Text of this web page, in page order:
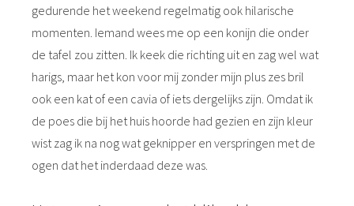
gedurende het weekend regelmatig ook hilarische
momenten. Iemand wees me op een konijn die onder
de tafel zou zitten. Ik keek die richting uit en zag wel wat
harigs, maar het kon voor mij zonder mijn plus zes bril
ook een kat of een cavia of iets dergelijks zijn. Omdat ik
de poes die bij het huis hoorde had gezien en zijn kleur
wist zag ik na nog wat geknipper en verspringen met de
ogen dat het inderdaad deze was.